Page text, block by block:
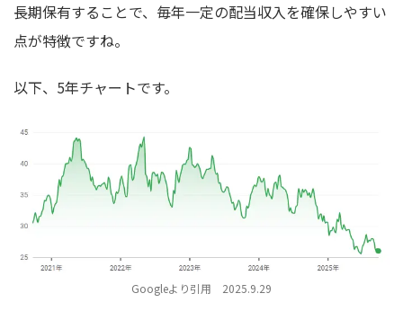
長期保有することで、毎年一定の配当収入を確保しやすい
点が特徴ですね。
以下、5年チャートです。
Googleより引用 2025.9.29